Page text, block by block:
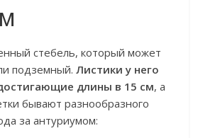
стебель, который может
подземный.Листики у него
длины в 15 см, а
бывают разнообразного
за антуриумом: